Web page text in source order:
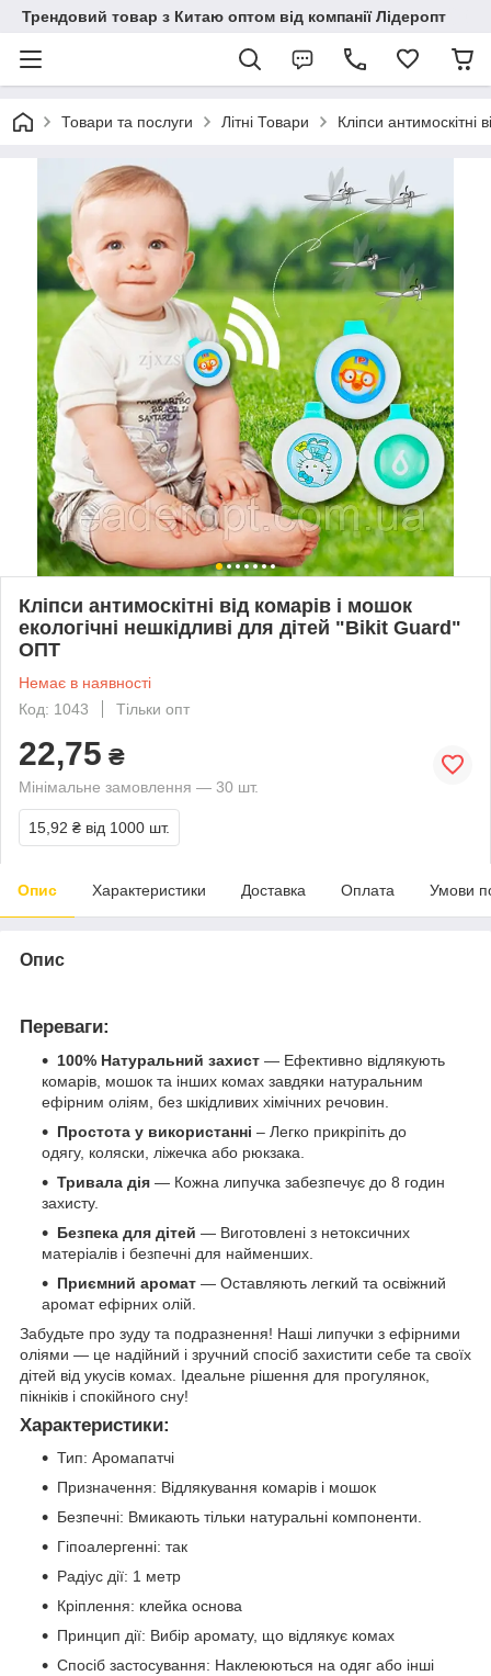
Трендовий товар з Китаю оптом від компанії Лідеропт
Товари та послуги Літні Товари Кліпси антимоскітні
Кліпси антимоскітні від комарів і мошок
екологічні нешкідливі для дітей "Bikit Guard"
ОПТ
Немає в наявності
Код: 1043
Тільки опт
22,75 ₴
Мінімальне замовлення — 30 шт.
15,92 ₴ від 1000 шт.
Опис Характеристики Доставка Оплата Умови
Опис
Переваги:
100% Натуральний захист — Ефективно відлякують
комарів, мошок та інших комах завдяки натуральним
ефірним оліям, без шкідливих хімічних речовин.
Простота у використанні – Легко прикріпіть до
одягу, коляски, ліжечка або рюкзака.
Тривала дія — Кожна липучка забезпечує до 8 годин
захисту.
Безпека для дітей — Виготовлені з нетоксичних
матеріалів і безпечні для найменших.
Приємний аромат — Оставляють легкий та освіжний
аромат ефірних олій.
Забудьте про зуду та подразнення! Наші липучки з ефірними
оліями — це надійний і зручний спосіб захистити себе та своїх
дітей від укусів комах. Ідеальне рішення для прогулянок,
пікніків і спокійного сну!
Характеристики:
Тип: Аромапатчі
Призначення: Відлякування комарів і мошок
Безпечні: Вмикають тільки натуральні компоненти.
Гіпоалергенні: так
Радіус дії: 1 метр
Кріплення: клейка основа
Принцип дії: Вибір аромату, що відлякує комах
Спосіб застосування: Наклеюються на одяг або інші